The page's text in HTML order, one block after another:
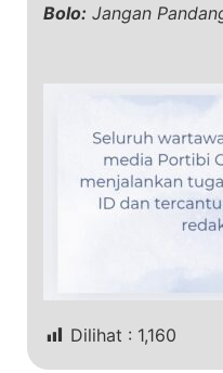
Bolo: Jangan
Dilihat : 1,160